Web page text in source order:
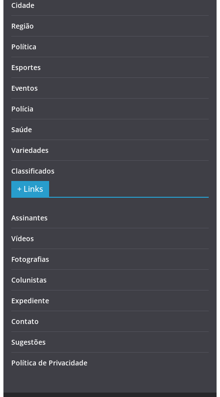
Cidade
Região
Política
Esportes
Eventos
Polícia
Saúde
Variedades
Classificados
+ Links
Assinantes
Vídeos
Fotografias
Colunistas
Expediente
Contato
Sugestões
Política de Privacidade